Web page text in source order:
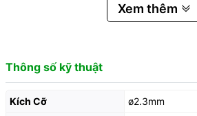
Xem thêm
Thông số kỹ thuật
Kích Cỡ
ø2.3mm